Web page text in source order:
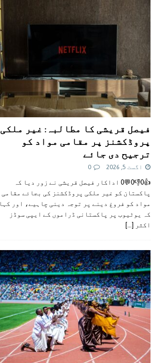
فیصل قریشی کا مطالبہ: غیر ملکی
پروڈکشنز پر مقامی مواد کو
ترجیح دی جائے
اگست 5, 2026 0
👍0👎0💬0 اداکار فیصل قریشی نے زور دیا کہ
پاکستان کو غیر ملکی پروڈکشنز کی بجائے مقامی
مواد کو فروغ دینے پر توجہ دینی چاہیے، اور کہا
کہ یوٹیوب پر پاکستانی ڈراموں کے ایپی سوڈز
اکثر
[...]